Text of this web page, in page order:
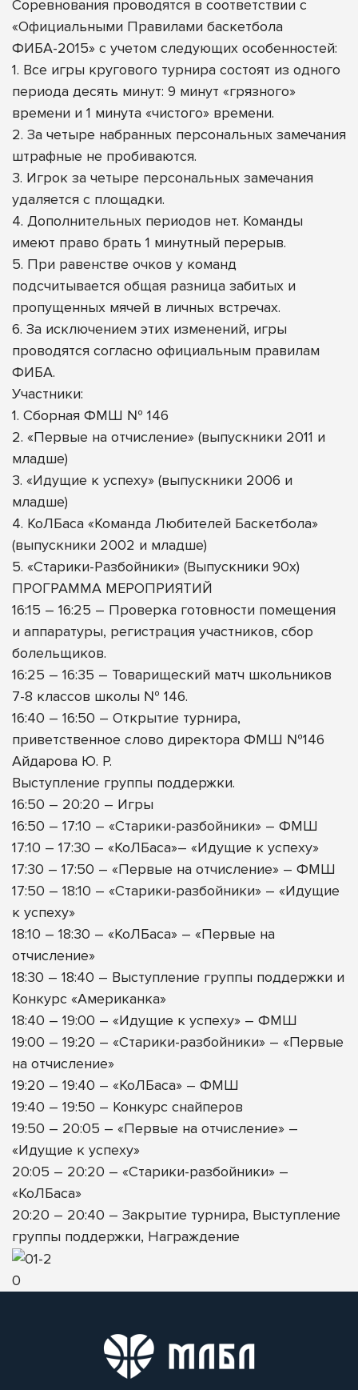
Соревнования проводятся в соответствии с
«Официальными Правилами баскетбола
ФИБА-2015» с учетом следующих особенностей:
1. Все игры кругового турнира состоят из одного
периода десять минут: 9 минут «грязного»
времени и 1 минута «чистого» времени.
2. За четыре набранных персональных замечания
штрафные не пробиваются.
3. Игрок за четыре персональных замечания
удаляется с площадки.
4. Дополнительных периодов нет. Команды
имеют право брать 1 минутный перерыв.
5. При равенстве очков у команд
подсчитывается общая разница забитых и
пропущенных мячей в личных встречах.
6. За исключением этих изменений, игры
проводятся согласно официальным правилам
ФИБА.
Участники:
1. Сборная ФМШ № 146
2. «Первые на отчисление» (выпускники 2011 и
младше)
3. «Идущие к успеху» (выпускники 2006 и
младше)
4. КоЛБаса «Команда Любителей Баскетбола»
(выпускники 2002 и младше)
5. «Старики-Разбойники» (Выпускники 90х)
ПРОГРАММА МЕРОПРИЯТИЙ
16:15 – 16:25 – Проверка готовности помещения
и аппаратуры, регистрация участников, сбор
болельщиков.
16:25 – 16:35 – Товарищеский матч школьников
7-8 классов школы № 146.
16:40 – 16:50 – Открытие турнира,
приветственное слово директора ФМШ №146
Айдарова Ю. Р.
Выступление группы поддержки.
16:50 – 20:20 – Игры
16:50 – 17:10 – «Старики-разбойники» – ФМШ
17:10 – 17:30 – «КоЛБаса»– «Идущие к успеху»
17:30 – 17:50 – «Первые на отчисление» – ФМШ
17:50 – 18:10 – «Старики-разбойники» – «Идущие
к успеху»
18:10 – 18:30 – «КоЛБаса» – «Первые на
отчисление»
18:30 – 18:40 – Выступление группы поддержки и
Конкурс «Американка»
18:40 – 19:00 – «Идущие к успеху» – ФМШ
19:00 – 19:20 – «Старики-разбойники» – «Первые
на отчисление»
19:20 – 19:40 – «КоЛБаса» – ФМШ
19:40 – 19:50 – Конкурс снайперов
19:50 – 20:05 – «Первые на отчисление» –
«Идущие к успеху»
20:05 – 20:20 – «Старики-разбойники» –
«КоЛБаса»
20:20 – 20:40 – Закрытие турнира, Выступление
группы поддержки, Награждение
0